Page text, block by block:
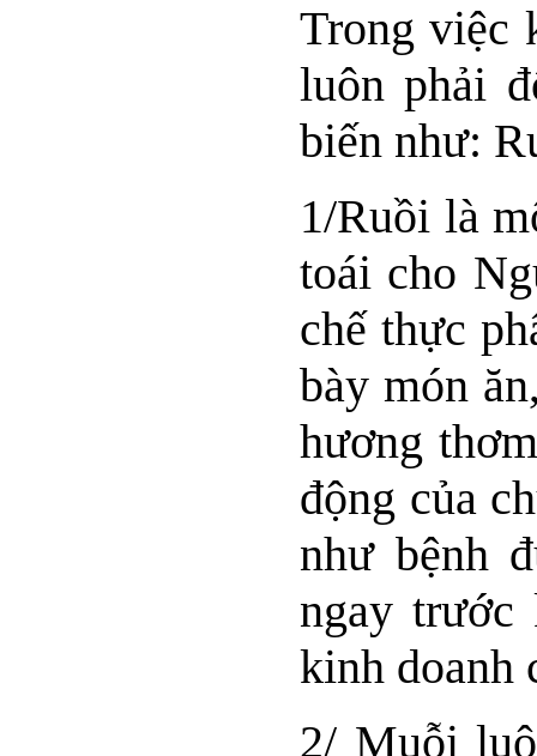
Trong việc
luôn phải
biến như:
1/Ruồi là
toái cho
chế thực
bày món
hương
động của
như bệnh
ngay trước
kinh doanh
2/ Muỗi